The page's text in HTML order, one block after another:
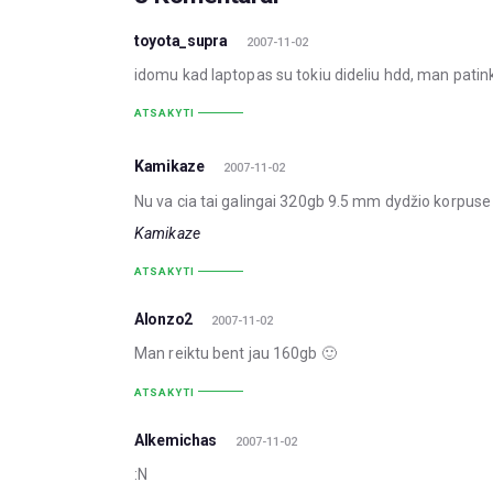
toyota_supra 2007-11-02
idomu kad laptopas su tokiu dideliu hdd, man
ATSAKYTI
Kamikaze 2007-11-02
Nu va cia tai galingai 320gb 9.5 mm dydžio korpuse
Kamikaze
ATSAKYTI
Alonzo2 2007-11-02
Man reiktu bent jau 160gb 🙂
ATSAKYTI
Alkemichas 2007-11-02
:N